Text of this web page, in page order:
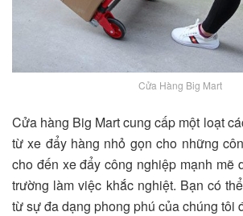
Cửa Hàng Big Mart
Cửa hàng Big Mart cung cấp một loạt
từ xe đẩy hàng nhỏ gọn cho những
cho đến xe đẩy công nghiệp mạnh mẽ
trường làm việc khắc nghiệt. Bạn có
từ sự đa dạng phong phú của chúng tôi